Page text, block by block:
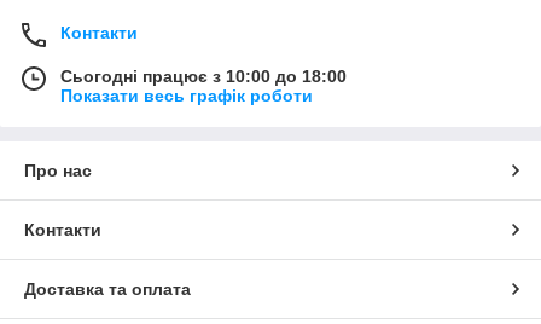
Контакти
Сьогодні працює з 10:00 до 18:00
Показати весь графік роботи
Про нас
Контакти
Доставка та оплата